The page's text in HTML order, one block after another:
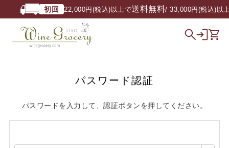
初回 22,000円(税込)以上で送料無料/ 33,000円(税込)以上
パスワード認証
パスワードを入力して、認証ボタンを押してください。